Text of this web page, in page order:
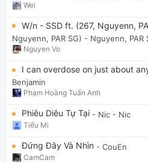
Wei
W/n - SSD ft. (267, Nguyenn,
Nguyenn, PAR SG) - Nguyenn, PAR
Nguyen Vo
I can overdose on just about
Benjamin
Phạm Hoàng Tuấn Anh
Phiêu Diêu Tự Tại - Nic - Nic
Tiểu Mi
Đứng Đây Và Nhìn - CouEn
CamCam